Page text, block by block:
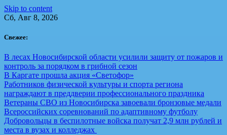
Skip to content
Сб, Авг 8, 2026
Свежее:
В лесах Новосибирской области усилили защиту от пожаров и
контроль за порядком в грибной сезон
В Каргате прошла акция «Светофор»
Работников физической культуры и спорта региона
награждают в преддверии профессионального праздника
Ветераны СВО из Новосибирска завоевали бронзовые медали
Всероссийских соревнований по адаптивному футболу
Добровольцы в беспилотные войска получат 2,9 млн рублей и
места в вузах и колледжах